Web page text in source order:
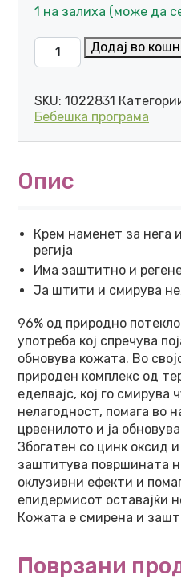
1 на залиха (може да
URIAGE BEBE КРЕМ
Додај во
SKU: 1022831
Бебешка програма
Опис
Крем наменет за нега
регија
Има заштитно и
Ја штити и смирува
96% од природно
употреба кој спречува
обновува кожата. Во
природен комплекс од
еделвајс, кој го смирува
нелагодност, помага во
црвенилото и ја
Збогатен со цинк оксид и
заштитува површината
оклузивни ефекти и
епидермисот оставајќи
Кожата е смирена и
Поврзани